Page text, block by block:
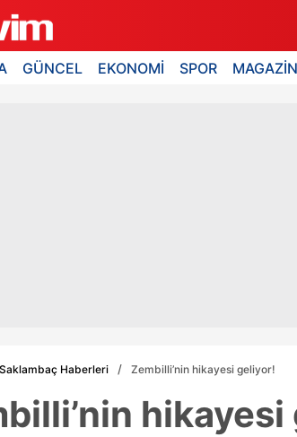
GÜNCEL EKONOMİ SPOR MAGAZİN
Saklambaç Haberleri Zembilli’nin hikayesi geliyor!